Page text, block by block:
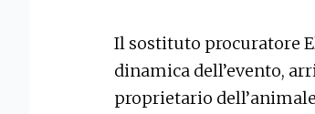
Il sostituto procuratore
dinamica dell’evento,
proprietario